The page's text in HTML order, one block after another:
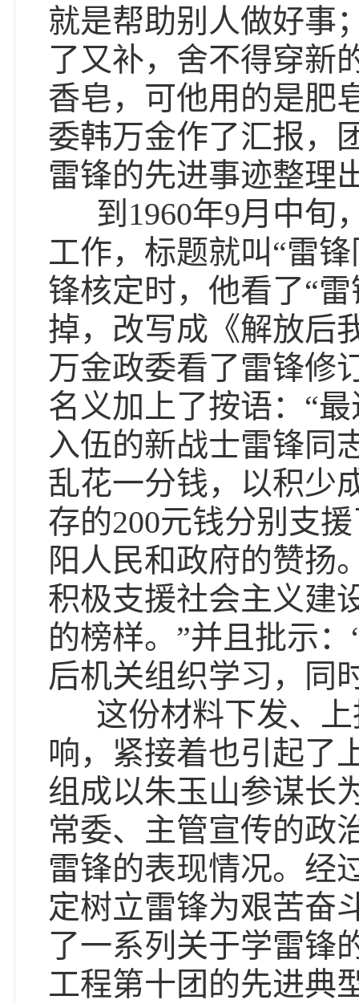
就是帮助别人做好事
了又补，舍不得穿新
香皂，可他用的是肥
委韩万金作了汇报，
雷锋的先进事迹整理
到1960年9月中旬
工作，标题就叫“雷
锋核定时，他看了“
掉，改写成《解放后
万金政委看了雷锋修
名义加上了按语：“
入伍的新战士雷锋同
乱花一分钱，以积少
存的200元钱分别支
阳人民和政府的赞扬
积极支援社会主义建
的榜样。”并且批示
后机关组织学习，同
这份材料下发、上
响，紧接着也引起了
组成以朱玉山参谋长
常委、主管宣传的政
雷锋的表现情况。经
定树立雷锋为艰苦奋
了一系列关于学雷锋
工程第十团的先进典